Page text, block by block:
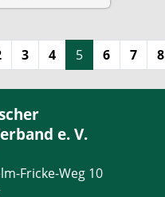
3 4 5 6 7 8
e. V.
Fricke-Weg 10